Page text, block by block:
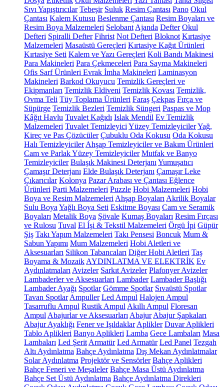
Sıvı Yapıştırıcılar Tebeşir Suluk Resim Çantası Pano Okul
Çantası Kalem Kutusu Beslenme Çantası Resim Boyaları ve
Resim Boya Malzemeleri Selobant Ajanda Defter Okul
Defteri Spiralli Defter Fihrist Not Defteri Bloknot Kırtasiye
Malzemeleri Masaüstü Gereçleri Kırtasiye Kağıt Ürünleri
Kırtasiye Seti Kalem ve Yazı Gereçleri Koli Bandı Makinesi
Para Makineleri Para Çekmeceleri Para Sayma Makineleri
Ofis Sarf Ürünleri Evrak İmha Makineleri Laminasyon
Makineleri Barkod Okuyucu Temizlik Gereçleri ve
Ekipmanları Temizlik Eldiveni Temizlik Kovası Temizlik,
Ovma Teli Tüy Toplama Ürünleri Faraş Çekpas Fırça ve
Süpürge Temizlik Bezleri Temizlik Süngeri Paspas ve Mop
Kâğıt Havlu Tuvalet Kağıdı Islak Mendil Ev Temizlik
Malzemeleri Tuvalet Temizleyici Yüzey TemizleyicilerYağ,
Kireç ve Pas Çözücüler Çubuklu Oda Kokusu Oda Kokusu
Halı Temizleyiciler Ahşap Temizleyiciler ve Bakım Ürünleri
Cam ve Parlak Yüzey Temizleyiciler Mutfak ve Banyo
Temizleyiciler Bulaşık Makinesi Deterjanı Yumuşatıcı
Çamaşır Deterjanı Elde Bulaşık Deterjanı Çamaşır Leke
Çıkarıcılar Kolonya Pazar Arabası ve Çantası Eğlence
Ürünleri Parti Malzemeleri Puzzle Hobi Malzemeleri Hobi
Boya ve Resim Malzemeleri Ahşap Boyaları Akrilik Boyalar
Sulu Boya Yağlı Boya Seti Eskitme Boyası Cam ve Seramik
Boyaları Metalik Boya Şövale Kumaş Boyaları Resim Fırçası
ve Rulosu Tuval El İşi & Tekstil Malzemeleri Örgü İpi Güpür
Şiş Takı Yapım Malzemeleri Takı Pensesi Boncuk Mum &
Sabun Yapımı Mum Malzemeleri Hobi Aletleri ve
Aksesuarları Silikon Tabancaları Diğer Hobi Aletleri Taş
Boyama & Mozaik AYDINLATMA VE ELEKTRİK Ev
Aydınlatmaları Avizeler Sarkıt Avizeler Plafonyer Avizeler
Lambaderler ve Aksesuarları Lambader Lambader Başlığı
Lambader Ayağı Spotlar Gömme Spotlar Sıvaüstü Spotlar
Tavan Spotlar Ampuller Led Ampul Halojen Ampul
Tasarruflu Ampul Rustik Ampul Akıllı Ampul Floresan
Ampul Abajurlar ve Aksesuarları Abajur Abajur Şapkaları
Abajur Ayaklığı Fener ve Işıldaklar Aplikler Duvar Aplikleri
Tablo Aplikleri Banyo Aplikleri Lamba Gece Lambaları Masa
Lambaları Led Şerit Armatür Led Armatür Led Panel Tezgah
Altı Aydınlatma Bahçe Aydınlatma Dış Mekan Aydınlatmalar
Solar Aydınlatma Projektör ve Sensörler Bahçe Aplikleri
Bahçe Feneri ve Meşaleler Bahçe Masa Üstü Aydınlatma
Bahçe Set Üstü Aydınlatma Bahçe Aydınlatma Direkleri